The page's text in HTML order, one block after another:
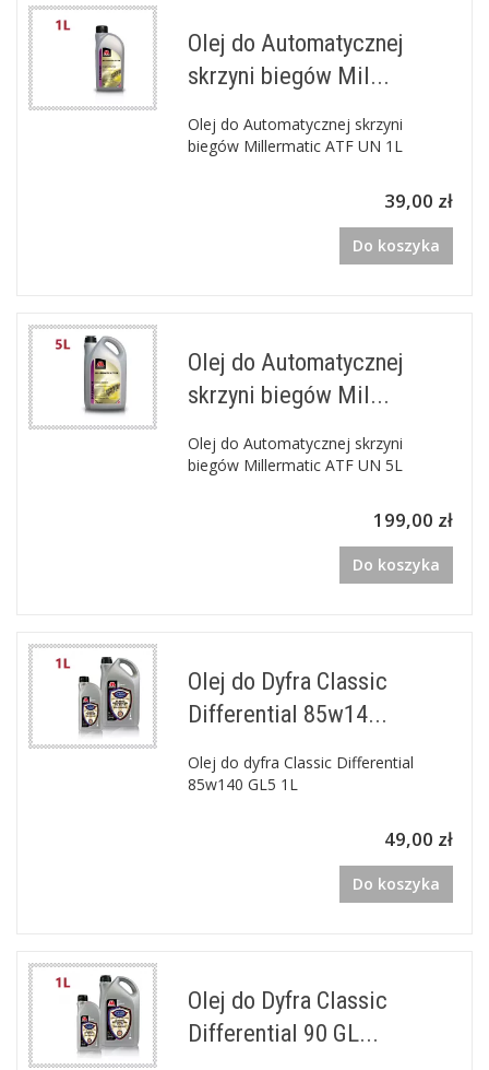
Olej do Automatycznej
skrzyni biegów Mil...
Olej do Automatycznej skrzyni
biegów Millermatic ATF UN 1L
39,00 zł
Do koszyka
Olej do Automatycznej
skrzyni biegów Mil...
Olej do Automatycznej skrzyni
biegów Millermatic ATF UN 5L
199,00 zł
Do koszyka
Olej do Dyfra Classic
Differential 85w14...
Olej do dyfra Classic Differential
85w140 GL5 1L
49,00 zł
Do koszyka
Olej do Dyfra Classic
Differential 90 GL...